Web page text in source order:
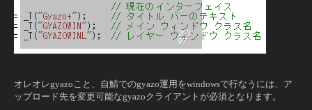
オレオレgyazoこと、自鯖でのgyazo運用をwindowsで行なうには、ア
ップロード先を変更可能なgyazoクライアントが必須となります。